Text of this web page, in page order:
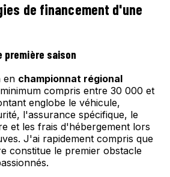
de financement d'une
première saison
en championnat régional
compris entre 30 000 et
englobe le véhicule,
l'assurance spécifique, le
et les frais d'hébergement lors
J'ai rapidement compris que
constitue le premier obstacle